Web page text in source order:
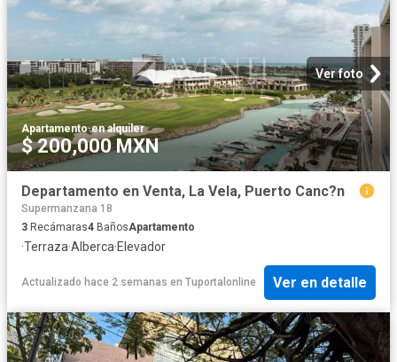
Ver foto
Apartamento·en alquiler
$ 200,000 MXN
Departamento en Venta, La Vela, Puerto Canc?n
Supermanzana 18
3 Recámaras4 BañosApartamento
·Terraza·Alberca·Elevador
Actualizado hace 2 semanas en Tuportalonline Ver en detalle